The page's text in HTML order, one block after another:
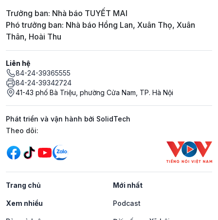
Trưởng ban: Nhà báo TUYẾT MAI
Phó trưởng ban: Nhà báo Hồng Lan, Xuân Thọ, Xuân
Thân, Hoài Thu
Liên hệ
84-24-39365555
84-24-39342724
41-43 phố Bà Triệu, phường Cửa Nam, TP. Hà Nội
Phát triển và vận hành bởi SolidTech
Mạng xã hội
Theo dõi:
Trang chủ Mới nhất
Xem nhiều Podcast